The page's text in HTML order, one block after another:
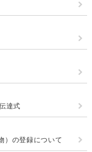
達式
）の登録について